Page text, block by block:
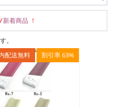
新着商品 !
。
配送無料
割引率 63%